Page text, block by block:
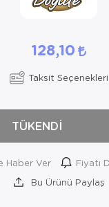
128,10
Taksit Seçenekleri
TÜKENDİ
Haber Ver
Fiyatı
Bu Ürünü Paylaş